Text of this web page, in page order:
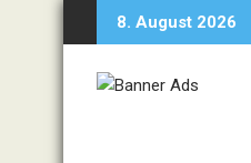
8. August 2026